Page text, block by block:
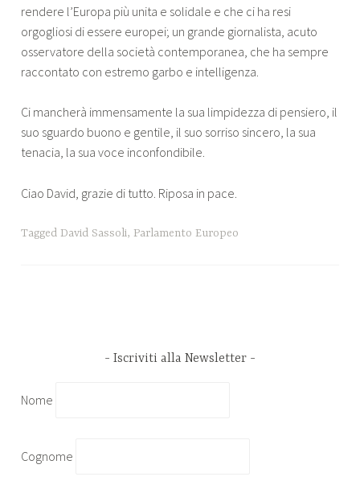
rendere l’Europa più unita e solidale e che ci ha resi
orgogliosi di essere europei; un grande giornalista, acuto
osservatore della società contemporanea, che ha sempre
raccontato con estremo garbo e intelligenza.
Ci mancherà immensamente la sua limpidezza di pensiero, il
suo sguardo buono e gentile, il suo sorriso sincero, la sua
tenacia, la sua voce inconfondibile.
Ciao David, grazie di tutto. Riposa in pace.
TaggedDavid Sassoli, Parlamento Europeo
Iscriviti alla Newsletter
Nome
Cognome